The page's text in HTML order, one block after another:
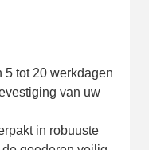
5 tot 20 werkdagen
van uw
in robuuste